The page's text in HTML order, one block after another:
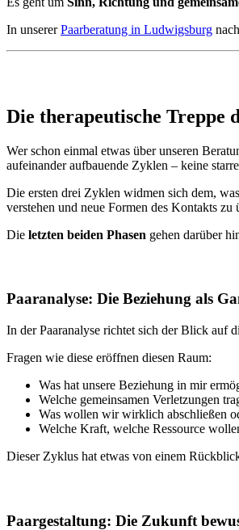
In unsererPaarberatung in Ludwigsburg
Die therapeutische Treppe
Wer schon einmal etwas über unseren
aufeinander aufbauende Zyklen – keine
Die ersten drei Zyklen widmen sich dem, was
verstehen und neue Formen des Kontakts zu
Die letzten beiden Phasen gehen darüber
Paaranalyse: Die Beziehung als
In der Paaranalyse richtet sich der Blick auf
Fragen wie diese eröffnen diesen Raum:
Was hat unsere Beziehung in mir
Welche gemeinsamen Verletzungen
Was wollen wir wirklich abschließen
Welche Kraft, welche Ressource
Dieser Zyklus hat etwas von einem
Paargestaltung: Die Zukunft